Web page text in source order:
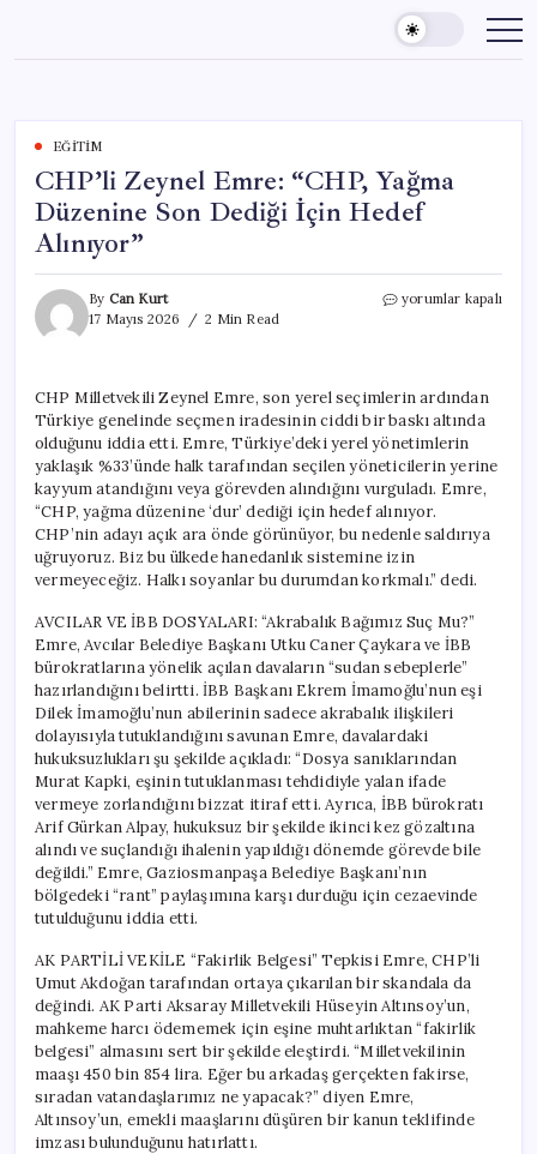
content
EĞITIM
CHP’li Zeynel Emre: “CHP, Yağma
Düzenine Son Dediği İçin Hedef
Alınıyor”
By Can Kurt
17 Mayıs 2026
2 Min Read
CHP’li
Düzenine
Son
Dediği
İçin
Hedef
için
yorumlar kapalı
CHP Milletvekili Zeynel Emre, son yerel seçimlerin ardından
Türkiye genelinde seçmen iradesinin ciddi bir baskı altında
olduğunu iddia etti. Emre, Türkiye’deki yerel yönetimlerin
yaklaşık %33’ünde halk tarafından seçilen yöneticilerin yerine
kayyum atandığını veya görevden alındığını vurguladı. Emre,
“CHP, yağma düzenine ‘dur’ dediği için hedef alınıyor.
CHP’nin adayı açık ara önde görünüyor, bu nedenle saldırıya
uğruyoruz. Biz bu ülkede hanedanlık sistemine izin
vermeyeceğiz. Halkı soyanlar bu durumdan korkmalı.” dedi.
AVCILAR VE İBB DOSYALARI: “Akrabalık Bağımız Suç Mu?”
Emre, Avcılar Belediye Başkanı Utku Caner Çaykara ve İBB
bürokratlarına yönelik açılan davaların “sudan sebeplerle”
hazırlandığını belirtti. İBB Başkanı Ekrem İmamoğlu’nun eşi
Dilek İmamoğlu’nun abilerinin sadece akrabalık ilişkileri
dolayısıyla tutuklandığını savunan Emre, davalardaki
hukuksuzlukları şu şekilde açıkladı: “Dosya sanıklarından
Murat Kapki, eşinin tutuklanması tehdidiyle yalan ifade
vermeye zorlandığını bizzat itiraf etti. Ayrıca, İBB bürokratı
Arif Gürkan Alpay, hukuksuz bir şekilde ikinci kez gözaltına
alındı ve suçlandığı ihalenin yapıldığı dönemde görevde bile
değildi.” Emre, Gaziosmanpaşa Belediye Başkanı’nın
bölgedeki “rant” paylaşımına karşı durduğu için cezaevinde
tutulduğunu iddia etti.
AK PARTİLİ VEKİLE “Fakirlik Belgesi” Tepkisi Emre, CHP’li
Umut Akdoğan tarafından ortaya çıkarılan bir skandala da
değindi. AK Parti Aksaray Milletvekili Hüseyin Altınsoy’un,
mahkeme harcı ödememek için eşine muhtarlıktan “fakirlik
belgesi” almasını sert bir şekilde eleştirdi. “Milletvekilinin
maaşı 450 bin 854 lira. Eğer bu arkadaş gerçekten fakirse,
sıradan vatandaşlarımız ne yapacak?” diyen Emre,
Altınsoy’un, emekli maaşlarını düşüren bir kanun teklifinde
imzası bulunduğunu hatırlattı.